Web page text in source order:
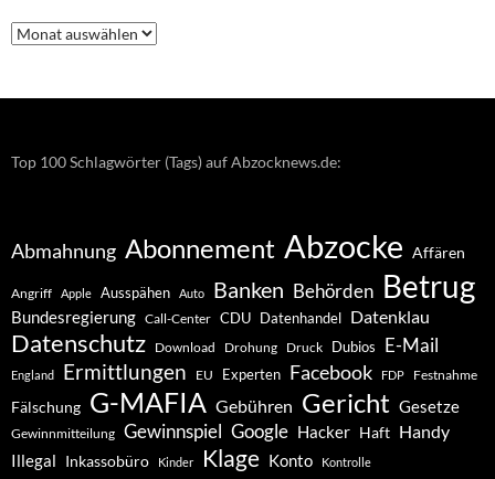
Nachrichten
–
Top 100 Schlagwörter (Tags) auf Abzocknews.de:
Abmahnung Abonnement Abzocke Affären
Angriff Apple Ausspähen Auto Banken Behörden Betrug
Bundesregierung Call-Center CDU Datenhandel Datenklau
Datenschutz Download Drohung Druck Dubios E-Mail
England Ermittlungen EU Experten Facebook FDP Festnahme
Fälschung G-MAFIA Gebühren Gericht Gesetze
Gewinnmitteilung Gewinnspiel Google Hacker Haft Handy
Illegal Inkassobüro Kinder Klage Konto Kontrolle